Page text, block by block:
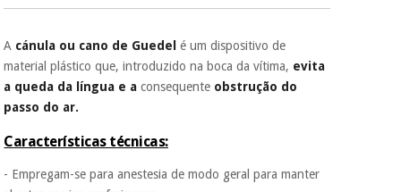
A cánula ou cano de Guedelé um dispositivo de
material plástico que, introduzido na boca da vítima, evita
a queda da língua e aconsequente obstrução do
passo do ar.
Características técnicas:
- Empregam-se para anestesia de modo geral para manter